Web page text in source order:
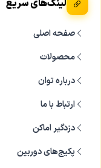
جنس بدنه دوربین
لینک‌های سریع
صفحه اصلی
محصولات
درباره توان
ارتباط با ما
دزدگیر اماکن
پکیج‌های دوربین